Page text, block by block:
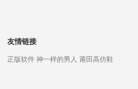
友情链接
正版软件 神一样的男人 莆田高仿鞋